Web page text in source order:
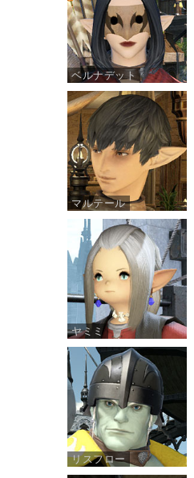
ベルナデット
マルテール
ヤミミ
リスフロー